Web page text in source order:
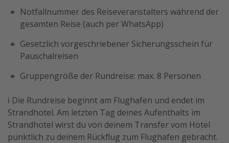
Notfallnummer des Reiseveranstalters während der
gesamten Reise (auch per WhatsApp)
Gesetzlich vorgeschriebener Sicherungsschein für
Pauschalreisen
Gruppengröße der Rundreise: max. 8 Personen
ℹ️ Die Rundreise beginnt am Flughafen und endet im
Strandhotel. Am letzten Tag deines Aufenthalts im
Strandhotel wirst du von deinem Transfer vom Hotel
pünktlich zu deinem Rückflug zum Flughafen gebracht.